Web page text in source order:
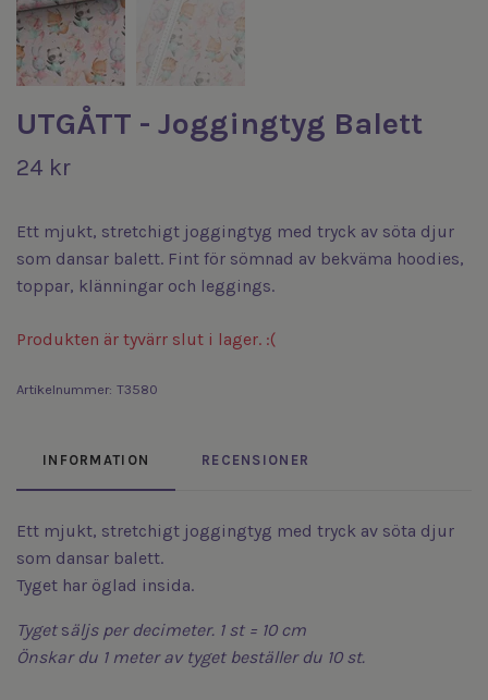
UTGÅTT - Joggingtyg Balett
24 kr
Ett mjukt, stretchigt joggingtyg med tryck av söta djur
som dansar balett. Fint för sömnad av bekväma hoodies,
toppar, klänningar och leggings.
Produkten är tyvärr slut i lager. :(
Artikelnummer: T3580
INFORMATION RECENSIONER
Ett mjukt, stretchigt joggingtyg med tryck av söta djur
som dansar balett.
Tyget har öglad insida.
Tyget säljsper decimeter. 1 st = 10 cm
Önskar du 1 meter av tyget beställer du 10 st.